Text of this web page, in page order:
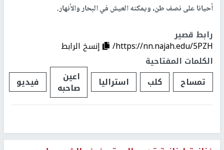
أحيانا على نصف طن، ويمكنه العيش في البحار والأنهار.
رابط قصير
https://nn.najah.edu/5PZH/
إنسخ الرابط
الكلمات المفتاحية
تمساح
كلب استراليا اعين
صاحبه فيديو